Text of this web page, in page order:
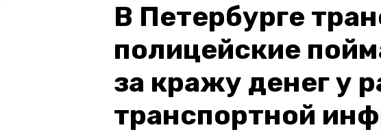
В Петербурге
полицейские
за кражу денег у
транспортной